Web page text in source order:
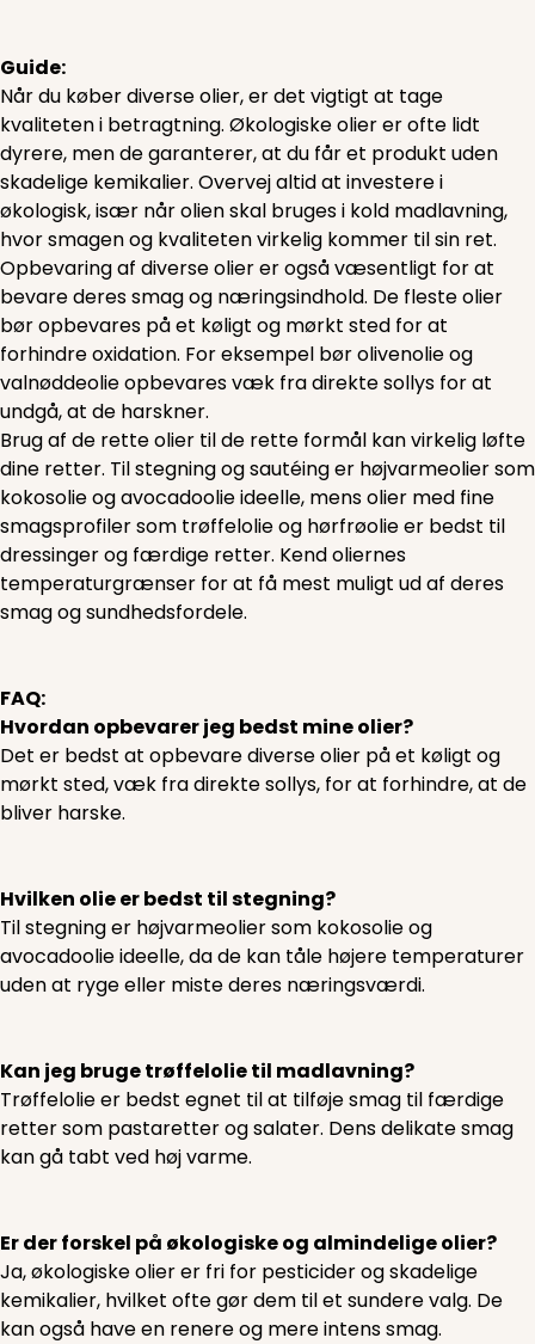
Guide:
Når du køber diverse olier, er det vigtigt at tage
kvaliteten i betragtning. Økologiske olier er ofte lidt
dyrere, men de garanterer, at du får et produkt uden
skadelige kemikalier. Overvej altid at investere i
økologisk, især når olien skal bruges i kold madlavning,
hvor smagen og kvaliteten virkelig kommer til sin ret.
Opbevaring af diverse olier er også væsentligt for at
bevare deres smag og næringsindhold. De fleste olier
bør opbevares på et køligt og mørkt sted for at
forhindre oxidation. For eksempel bør olivenolie og
valnøddeolie opbevares væk fra direkte sollys for at
undgå, at de harskner.
Brug af de rette olier til de rette formål kan virkelig løfte
dine retter. Til stegning og sautéing er højvarmeolier som
kokosolie og avocadoolie ideelle, mens olier med fine
smagsprofiler som trøffelolie og hørfrøolie er bedst til
dressinger og færdige retter. Kend oliernes
temperaturgrænser for at få mest muligt ud af deres
smag og sundhedsfordele.
FAQ:
Hvordan opbevarer jeg bedst mine olier?
Det er bedst at opbevare diverse olier på et køligt og
mørkt sted, væk fra direkte sollys, for at forhindre, at de
bliver harske.
Hvilken olie er bedst til stegning?
Til stegning er højvarmeolier som kokosolie og
avocadoolie ideelle, da de kan tåle højere temperaturer
uden at ryge eller miste deres næringsværdi.
Kan jeg bruge trøffelolie til madlavning?
Trøffelolie er bedst egnet til at tilføje smag til færdige
retter som pastaretter og salater. Dens delikate smag
kan gå tabt ved høj varme.
Er der forskel på økologiske og almindelige olier?
Ja, økologiske olier er fri for pesticider og skadelige
kemikalier, hvilket ofte gør dem til et sundere valg. De
kan også have en renere og mere intens smag.